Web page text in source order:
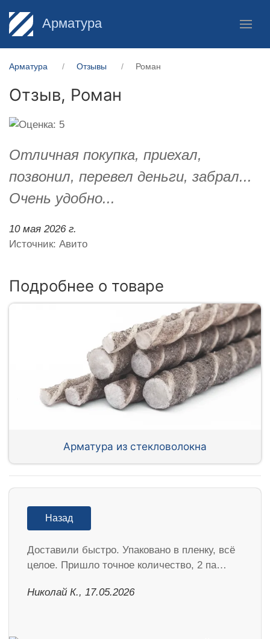
Арматура
Арматура Отзывы Роман
Отзыв, Роман
Отличная покупка, приехал,
позвонил, перевел деньги, забрал...
Очень удобно...
10 мая 2026 г.
Источник: Авито
Подробнее о товаре
Арматура из стекловолокна
Назад
Доставили быстро. Упаковано в пленку, всё
целое. Пришло точное количество, 2 па…
Николай К., 17.05.2026